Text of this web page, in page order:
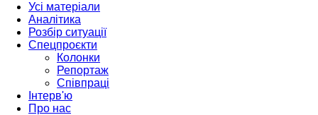
Усі матеріали
Аналітика
Розбір ситуації
Спецпроєкти
Колонки
Репортаж
Співпраці
Інтерв'ю
Про нас